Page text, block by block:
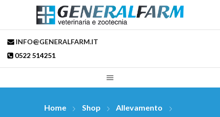
INFO@GENERALFARM.IT
0522 514251
Home Shop
Allevamento